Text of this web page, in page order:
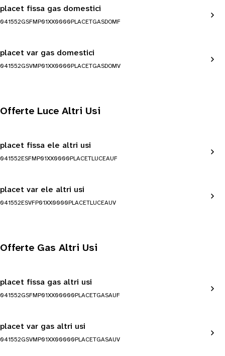
placet fissa gas domestici
041552GSFMP01XX0000PLACETGASDOMF
placet var gas domestici
041552GSVMP01XX0000PLACETGASDOMV
Offerte Luce Altri Usi
placet fissa ele altri usi
041552ESFMP01XX0000PLACETLUCEAUF
placet var ele altri usi
041552ESVFP01XX0000PLACETLUCEAUV
Offerte Gas Altri Usi
placet fissa gas altri usi
041552GSFMP01XX00000PLACETGASAUF
placet var gas altri usi
041552GSVMP01XX00000PLACETGASAUV